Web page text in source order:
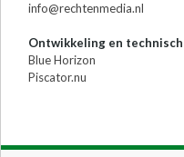
info@rechtenmedia.nl
Ontwikkeling en
Blue Horizon
Piscator.nu